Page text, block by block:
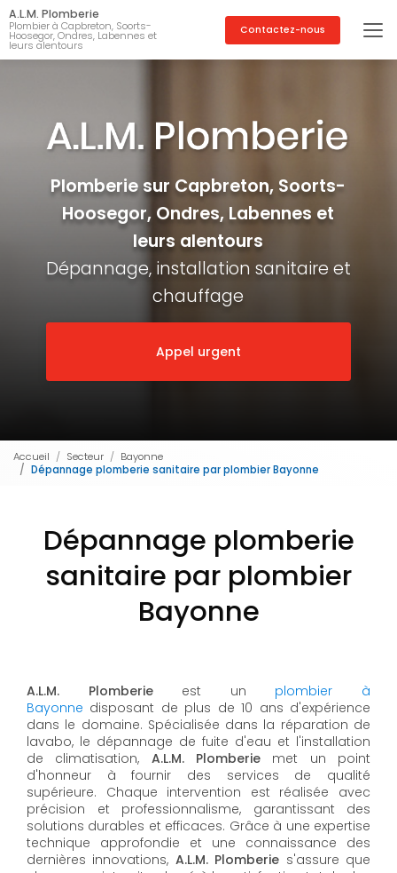
Aller
au
contenu
principal
A.L.M. Plomberie
Plombier à Capbreton, Soorts-
Hoosegor, Ondres, Labennes et
leurs alentours
Contactez-nous
Plomberie sur Capbreton, Soorts-
Hoosegor, Ondres, Labennes et
leurs alentours
Dépannage, installation sanitaire et
chauffage
Appel urgent
Accueil Secteur
Bayonne
Dépannage plomberie sanitaire par plombier Bayonne
Dépannage plomberie
sanitaire par plombier
Bayonne
A.L.M. Plomberieest un plombier à
Bayonne disposant de plus de 10 ans d'expérience
dans le domaine. Spécialisée dans la réparation de
lavabo, le dépannage de fuite d'eau et l'installation
de climatisation, A.L.M. Plomberie met un point
d'honneur à fournir des services de qualité
supérieure. Chaque intervention est réalisée avec
précision et professionnalisme, garantissant des
solutions durables et efficaces. Grâce à une expertise
technique approfondie et une connaissance des
dernières innovations, A.L.M. Plomberie s'assure que